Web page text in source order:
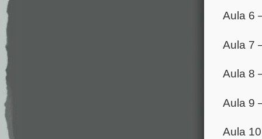
Aula 6
Aula 7
Aula 8
Aula 9
Aula